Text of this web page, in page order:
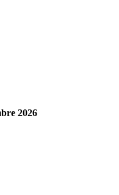
2026